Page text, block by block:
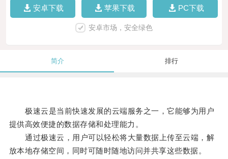
安卓下载 苹果下载 PC下载
安卓市场，安全绿色
简介 排行
极速云是当前快速发展的云端服务之一，它能够为用户
提供高效便捷的数据存储和处理能力。
通过极速云，用户可以轻松将大量数据上传至云端，解
放本地存储空间，同时可随时随地访问并共享这些数据。